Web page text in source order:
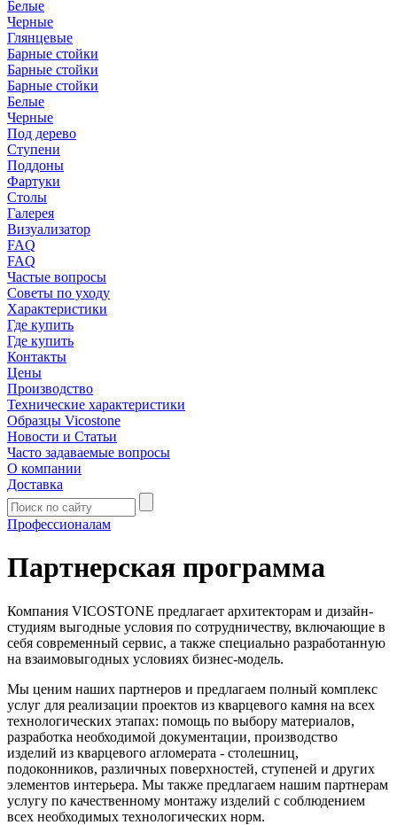
Белые
Черные
Глянцевые
Барные стойки
Барные стойки
Барные стойки
Белые
Черные
Под дерево
Ступени
Поддоны
Фартуки
Столы
Галерея
Визуализатор
FAQ
FAQ
Частые вопросы
Советы по уходу
Характеристики
Где купить
Где купить
Контакты
Цены
Производство
Технические характеристики
Образцы Vicostone
Новости и Статьи
Часто задаваемые вопросы
О компании
Доставка
Профессионалам
Партнерская программа
Компания VICOSTONE предлагает архитекторам и дизайн-
студиям выгодные условия по сотрудничеству, включающие в
себя современный сервис, а также специально разработанную
на взаимовыгодных условиях бизнес-модель.
Мы ценим наших партнеров и предлагаем полный комплекс
услуг для реализации проектов из кварцевого камня на всех
технологических этапах: помощь по выбору материалов,
разработка необходимой документации, производство
изделий из кварцевого агломерата - столешниц,
подоконников, различных поверхностей, ступеней и других
элементов интерьера. Мы также предлагаем нашим партнерам
услугу по качественному монтажу изделий с соблюдением
всех необходимых технологических норм.